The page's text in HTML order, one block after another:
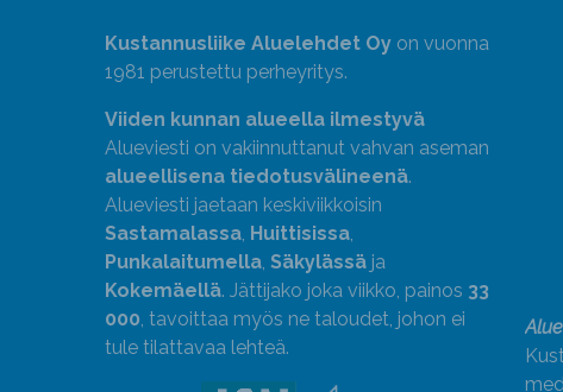
Kustannusliike Aluelehdet Oyon vuonna
1981 perustettu perheyritys.
Viiden kunnan alueella ilmestyvä
Alueviesti on vakiinnuttanut vahvan aseman
alueellisena tiedotusvälineenä.
Alueviesti jaetaan keskiviikkoisin
Sastamalassa, Huittisissa,
Punkalaitumella, Säkylässäja
Kokemäellä. Jättijako joka viikko, painos 33
000 , tavoittaa myös ne taloudet, johon ei
tule tilattavaa lehteä.